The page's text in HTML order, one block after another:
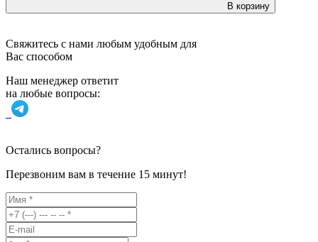
В корзину
Свяжитесь с нами любым удобным для
Вас способом
Наш менеджер ответит
на любые вопросы:
Остались вопросы?
Перезвоним вам в течение 15 минут!